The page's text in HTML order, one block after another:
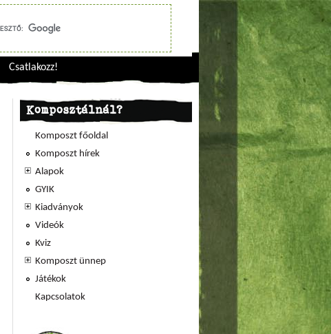
Csatlakozz!
Komposztálnál?
Komposzt főoldal
Komposzt hírek
Alapok
GYIK
Kiadványok
Videók
Kviz
Komposzt ünnep
Játékok
Kapcsolatok